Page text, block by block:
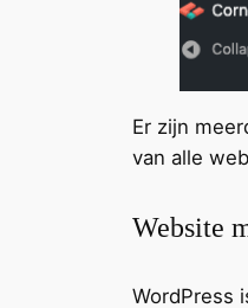
Er zijn
van alle
Website
WordPress